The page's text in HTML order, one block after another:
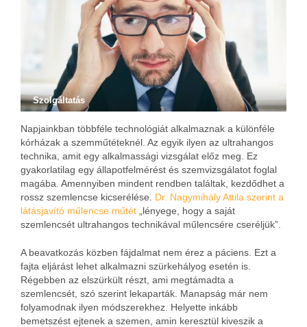
Szolgáltatás
Napjainkban többféle technológiát alkalmaznak a különféle
kórházak a szemműtéteknél. Az egyik ilyen az ultrahangos
technika, amit egy alkalmassági vizsgálat előz meg. Ez
gyakorlatilag egy állapotfelmérést és szemvizsgálatot foglal
magába. Amennyiben mindent rendben találtak, kezdődhet a
rossz szemlencse kicserélése. Dr. Nagymihály Attila szerint a
látásjavító műlencse műtét „lényege, hogy a saját
szemlencsét ultrahangos technikával műlencsére cseréljük”.
A beavatkozás közben fájdalmat nem érez a páciens. Ezt a
fajta eljárást lehet alkalmazni szürkehályog esetén is.
Régebben az elszürkült részt, ami megtámadta a
szemlencsét, szó szerint lekaparták. Manapság már nem
folyamodnak ilyen módszerekhez. Helyette inkább
bemetszést ejtenek a szemen, amin keresztül kiveszik a